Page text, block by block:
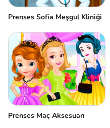
Prenses Sofia Meşgul Kliniği
Prenses Maç Aksesuarı